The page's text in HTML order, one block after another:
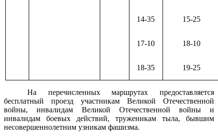
14-35 15-25
17-10 18-10
18-35 19-25
На перечисленных маршрутах предоставляется
бесплатный проезд участникам Великой Отечественной
войны, инвалидам Великой Отечественной войны и
инвалидам боевых действий, труженикам тыла, бывшим
несовершеннолетним узникам фашизма.